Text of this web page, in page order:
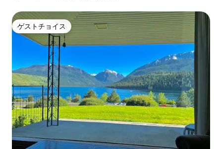
ゲストチョイス
ゲストチョイス